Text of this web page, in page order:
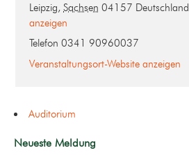
Leipzig, Sachsen 04157 Deutschland
anzeigen
Telefon 0341 90960037
Veranstaltungsort-Website anzeigen
Auditorium
Neueste Meldung